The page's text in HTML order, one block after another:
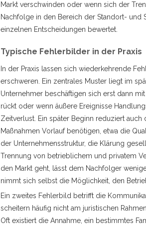
Markt verschwinden oder wenn sich der
Nachfolge in den Bereich der Standort- und
einzelnen Entscheidungen bewertet.
Typische Fehlerbilder in der Praxis
In der Praxis lassen sich wiederkehrende
erschweren. Ein zentrales Muster liegt im
Unternehmer beschäftigen sich erst dann
rückt oder wenn äußere Ereignisse
Zeitverlust. Ein später Beginn reduziert
Maßnahmen Vorlauf benötigen, etwa die
der Unternehmensstruktur, die Klärung
Trennung von betrieblichem und privatem
den Markt geht, lässt dem Nachfolger
nimmt sich selbst die Möglichkeit, den
Ein zweites Fehlerbild betrifft die
scheitern häufig nicht am juristischen
Oft existiert die Annahme, ein bestimmtes